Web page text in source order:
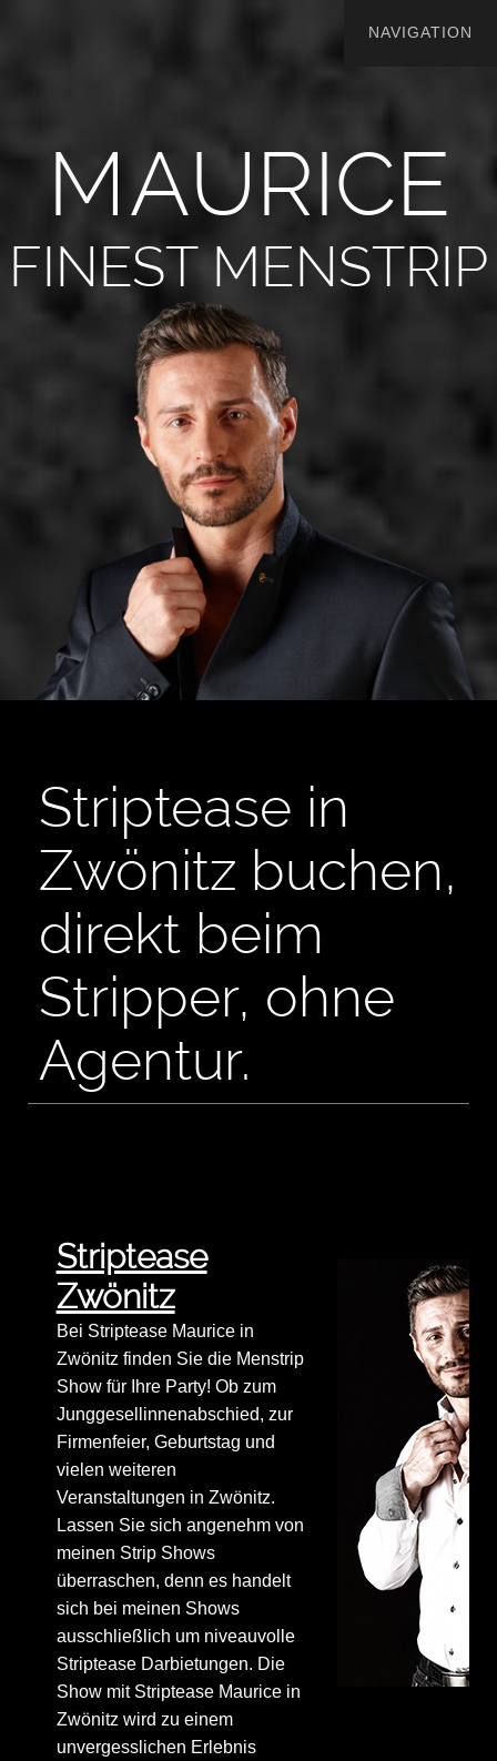
MAURICE
FINEST MENSTRIP
Striptease in
Zwönitz buchen,
direkt beim
Stripper, ohne
Agentur.
Striptease
Zwönitz
Bei Striptease Maurice in
Zwönitz finden Sie die Menstrip
Show für Ihre Party! Ob zum
Junggesellinnenabschied, zur
Firmenfeier, Geburtstag und
vielen weiteren
Veranstaltungen in Zwönitz.
Lassen Sie sich angenehm von
meinen Strip Shows
überraschen, denn es handelt
sich bei meinen Shows
ausschließlich um niveauvolle
Striptease Darbietungen. Die
Show mit Striptease Maurice in
Zwönitz wird zu einem
unvergesslichen Erlebnis